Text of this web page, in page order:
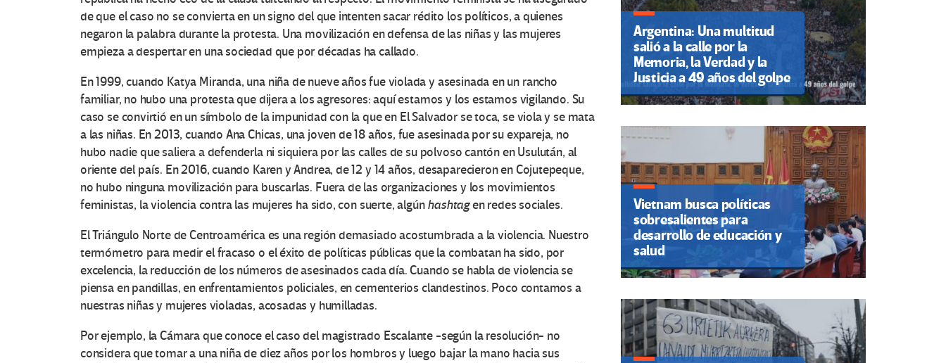
de que el caso no se convierta en un signo del que intenten sacar rédito los políticos, a quienes
negaron la palabra durante la protesta. Una movilización en defensa de las niñas y las mujeres
empieza a despertar en una sociedad que por décadas ha callado.
En 1999, cuando Katya Miranda, una niña de nueve años fue violada y asesinada en un rancho
familiar, no hubo una protesta que dijera a los agresores: aquí estamos y los estamos vigilando. Su
caso se convirtió en un símbolo de la impunidad con la que en El Salvador se toca, se viola y se mata
a las niñas. En 2013, cuando Ana Chicas, una joven de 18 años, fue asesinada por su expareja, no
hubo nadie que saliera a defenderla ni siquiera por las calles de su polvoso cantón en Usulután, al
oriente del país. En 2016, cuando Karen y Andrea, de 12 y 14 años, desaparecieron en Cojutepeque,
no hubo ninguna movilización para buscarlas. Fuera de las organizaciones y los movimientos
feministas, la violencia contra las mujeres ha sido, con suerte, algúnhashtagen redes sociales.
El Triángulo Norte de Centroamérica es una región demasiado acostumbrada a la violencia. Nuestro
termómetro para medir el fracaso o el éxito de políticas públicas que la combatan ha sido, por
excelencia, la reducción de los números de asesinados cada día. Cuando se habla de violencia se
piensa en pandillas, en enfrentamientos policiales, en cementerios clandestinos. Poco contamos a
nuestras niñas y mujeres violadas, acosadas y humilladas.
Por ejemplo, la Cámara que conoce el caso del magistrado Escalante -según la resolución- no
considera que tomar a una niña de diez años por los hombros y luego bajar la mano hacia sus
Argentina: Una multitud
salió a la calle por la
Memoria, la Verdad y la
Justicia a 49 años del golpe
Vietnam busca políticas
sobresalientes para
desarrollo de educación y
salud